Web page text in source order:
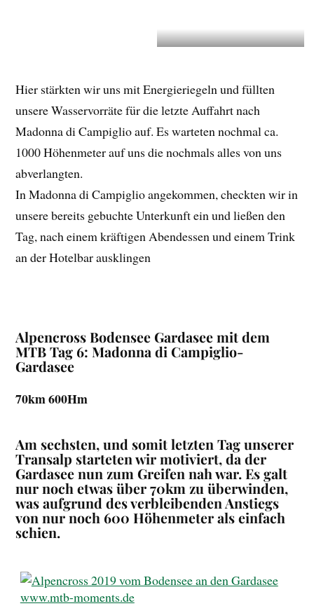
Hier stärkten wir uns mit Energieriegeln und füllten
unsere Wasservorräte für die letzte Auffahrt nach
Madonna di Campiglio auf. Es warteten nochmal ca.
1000 Höhenmeter auf uns die nochmals alles von uns
abverlangten.
In Madonna di Campiglio angekommen, checkten wir in
unsere bereits gebuchte Unterkunft ein und ließen den
Tag, nach einem kräftigen Abendessen und einem Trink
an der Hotelbar ausklingen
Alpencross Bodensee Gardasee mit dem
MTB Tag 6: Madonna di Campiglio-
Gardasee
70km 600Hm
Am sechsten, und somit letzten Tag unserer
Transalp starteten wir motiviert, da der
Gardasee nun zum Greifen nah war. Es galt
nur noch etwas über 70km zu überwinden,
was aufgrund des verbleibenden Anstiegs
von nur noch 600 Höhenmeter als einfach
schien.